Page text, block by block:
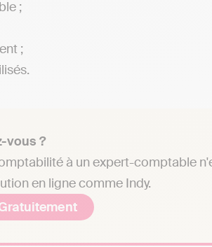
;
;
vous ?
à un expert-comptable
en ligne comme Indy.